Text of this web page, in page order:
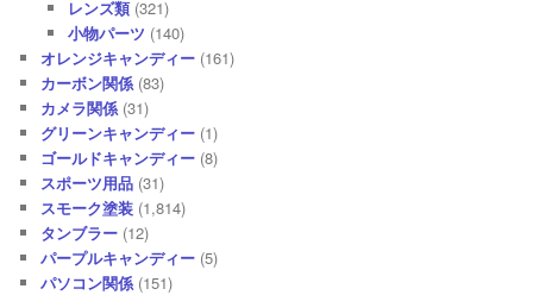
レンズ類(321)
小物パーツ (140)
オレンジキャンディー (161)
カーボン関係 (83)
カメラ関係 (31)
グリーンキャンディー (1)
ゴールドキャンディー (8)
スポーツ用品 (31)
スモーク塗装 (1,814)
タンブラー (12)
パープルキャンディー (5)
パソコン関係 (151)